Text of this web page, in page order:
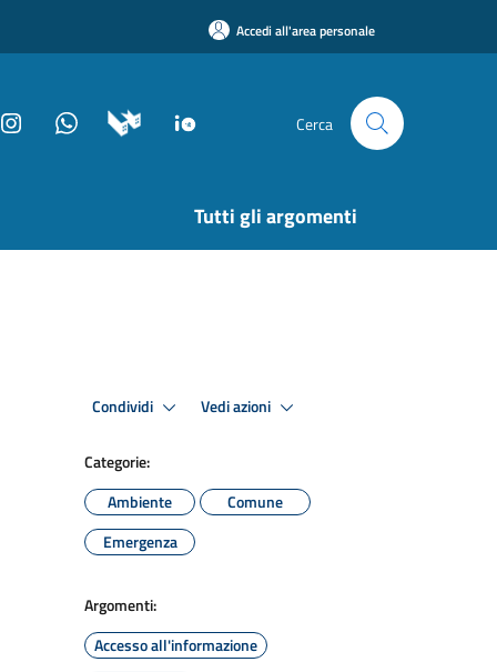
Accedi all'area personale
Cerca
Tutti gli argomenti
Condividi Vedi azioni
Categorie:
Ambiente
Comune
Emergenza
Argomenti:
Accesso all'informazione